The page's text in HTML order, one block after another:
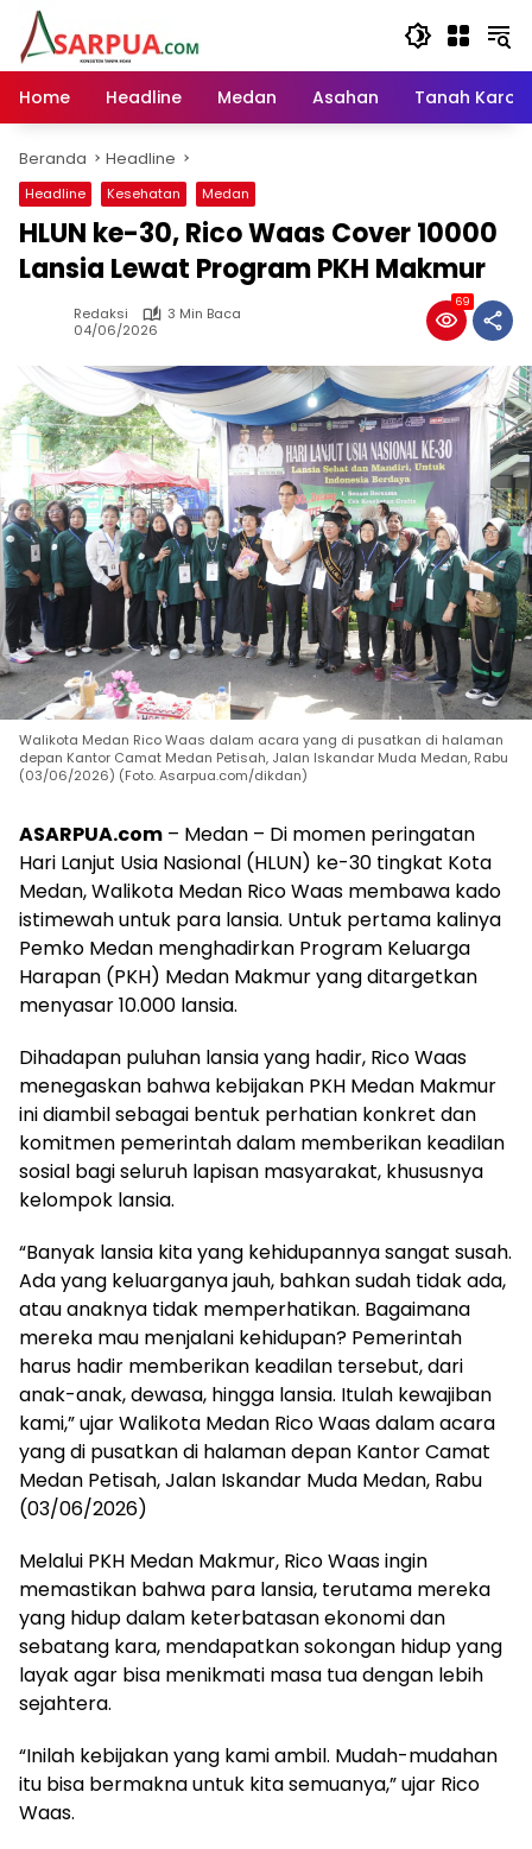
Langsung
konten
Home
Headline Medan Asahan Tanah Karo
Beranda Headline
Headline Kesehatan Medan
HLUN ke-30, Rico Waas Cover 10000
Lansia Lewat Program PKH Makmur
Redaksi
3 Min Baca
04/06/2026
69
Walikota Medan Rico Waas dalam acara yang di pusatkan di halaman
depan Kantor Camat Medan Petisah, Jalan Iskandar Muda Medan, Rabu
(03/06/2026) (Foto. Asarpua.com/dikdan)
ASARPUA.com – Medan – Di momen peringatan
Hari Lanjut Usia Nasional (HLUN) ke-30 tingkat Kota
Medan, Walikota Medan Rico Waas membawa kado
istimewah untuk para lansia. Untuk pertama kalinya
Pemko Medan menghadirkan Program Keluarga
Harapan (PKH) Medan Makmur yang ditargetkan
menyasar 10.000 lansia.
Dihadapan puluhan lansia yang hadir, Rico Waas
menegaskan bahwa kebijakan PKH Medan Makmur
ini diambil sebagai bentuk perhatian konkret dan
komitmen pemerintah dalam memberikan keadilan
sosial bagi seluruh lapisan masyarakat, khususnya
kelompok lansia.
“Banyak lansia kita yang kehidupannya sangat susah.
Ada yang keluarganya jauh, bahkan sudah tidak ada,
atau anaknya tidak memperhatikan. Bagaimana
mereka mau menjalani kehidupan? Pemerintah
harus hadir memberikan keadilan tersebut, dari
anak-anak, dewasa, hingga lansia. Itulah kewajiban
kami,” ujar Walikota Medan Rico Waas dalam acara
yang di pusatkan di halaman depan Kantor Camat
Medan Petisah, Jalan Iskandar Muda Medan, Rabu
(03/06/2026)
​Melalui PKH Medan Makmur, Rico Waas ingin
memastikan bahwa para lansia, terutama mereka
yang hidup dalam keterbatasan ekonomi dan
sebatang kara, mendapatkan sokongan hidup yang
layak agar bisa menikmati masa tua dengan lebih
sejahtera.
“Inilah kebijakan yang kami ambil. Mudah-mudahan
itu bisa bermakna untuk kita semuanya,” ujar Rico
Waas.